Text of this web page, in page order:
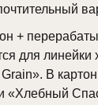
+
для линейки
В
«Хлебный